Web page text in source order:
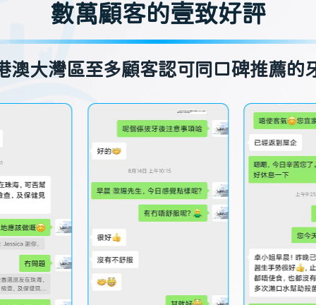
數萬顧客的壹致好評
澳大灣區至多顧客認可同口碑推薦的